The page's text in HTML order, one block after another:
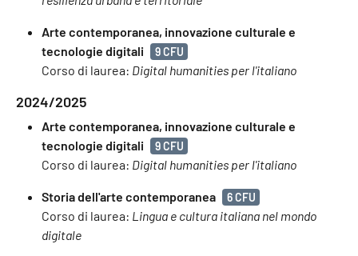
Arte contemporanea, innovazione culturale e
tecnologie digitali
9 CFU
Corso di laurea: Digital humanities per l'italiano
2024/2025
Arte contemporanea, innovazione culturale e
tecnologie digitali
9 CFU
Corso di laurea: Digital humanities per l'italiano
Storia dell'arte contemporanea 6 CFU
Corso di laurea: Lingua e cultura italiana nel mondo
digitale